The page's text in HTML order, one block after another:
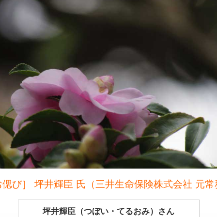
偲び］ 坪井輝臣 氏（三井生命保険株式会社 元常
坪井輝臣（つぼい・てるおみ）さん